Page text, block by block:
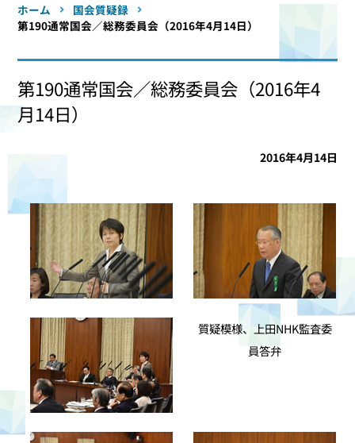
ホーム
国会質疑録
第190通常国会／総務委員会（2016年4月14日）
第190通常国会／総務委員会（2016年4
月14日）
2016年4月14日
質疑模様、上田NHK監査委
員答弁